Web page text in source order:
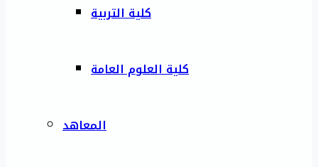
كلية التربية
كلية العلوم العامة
المعاهد